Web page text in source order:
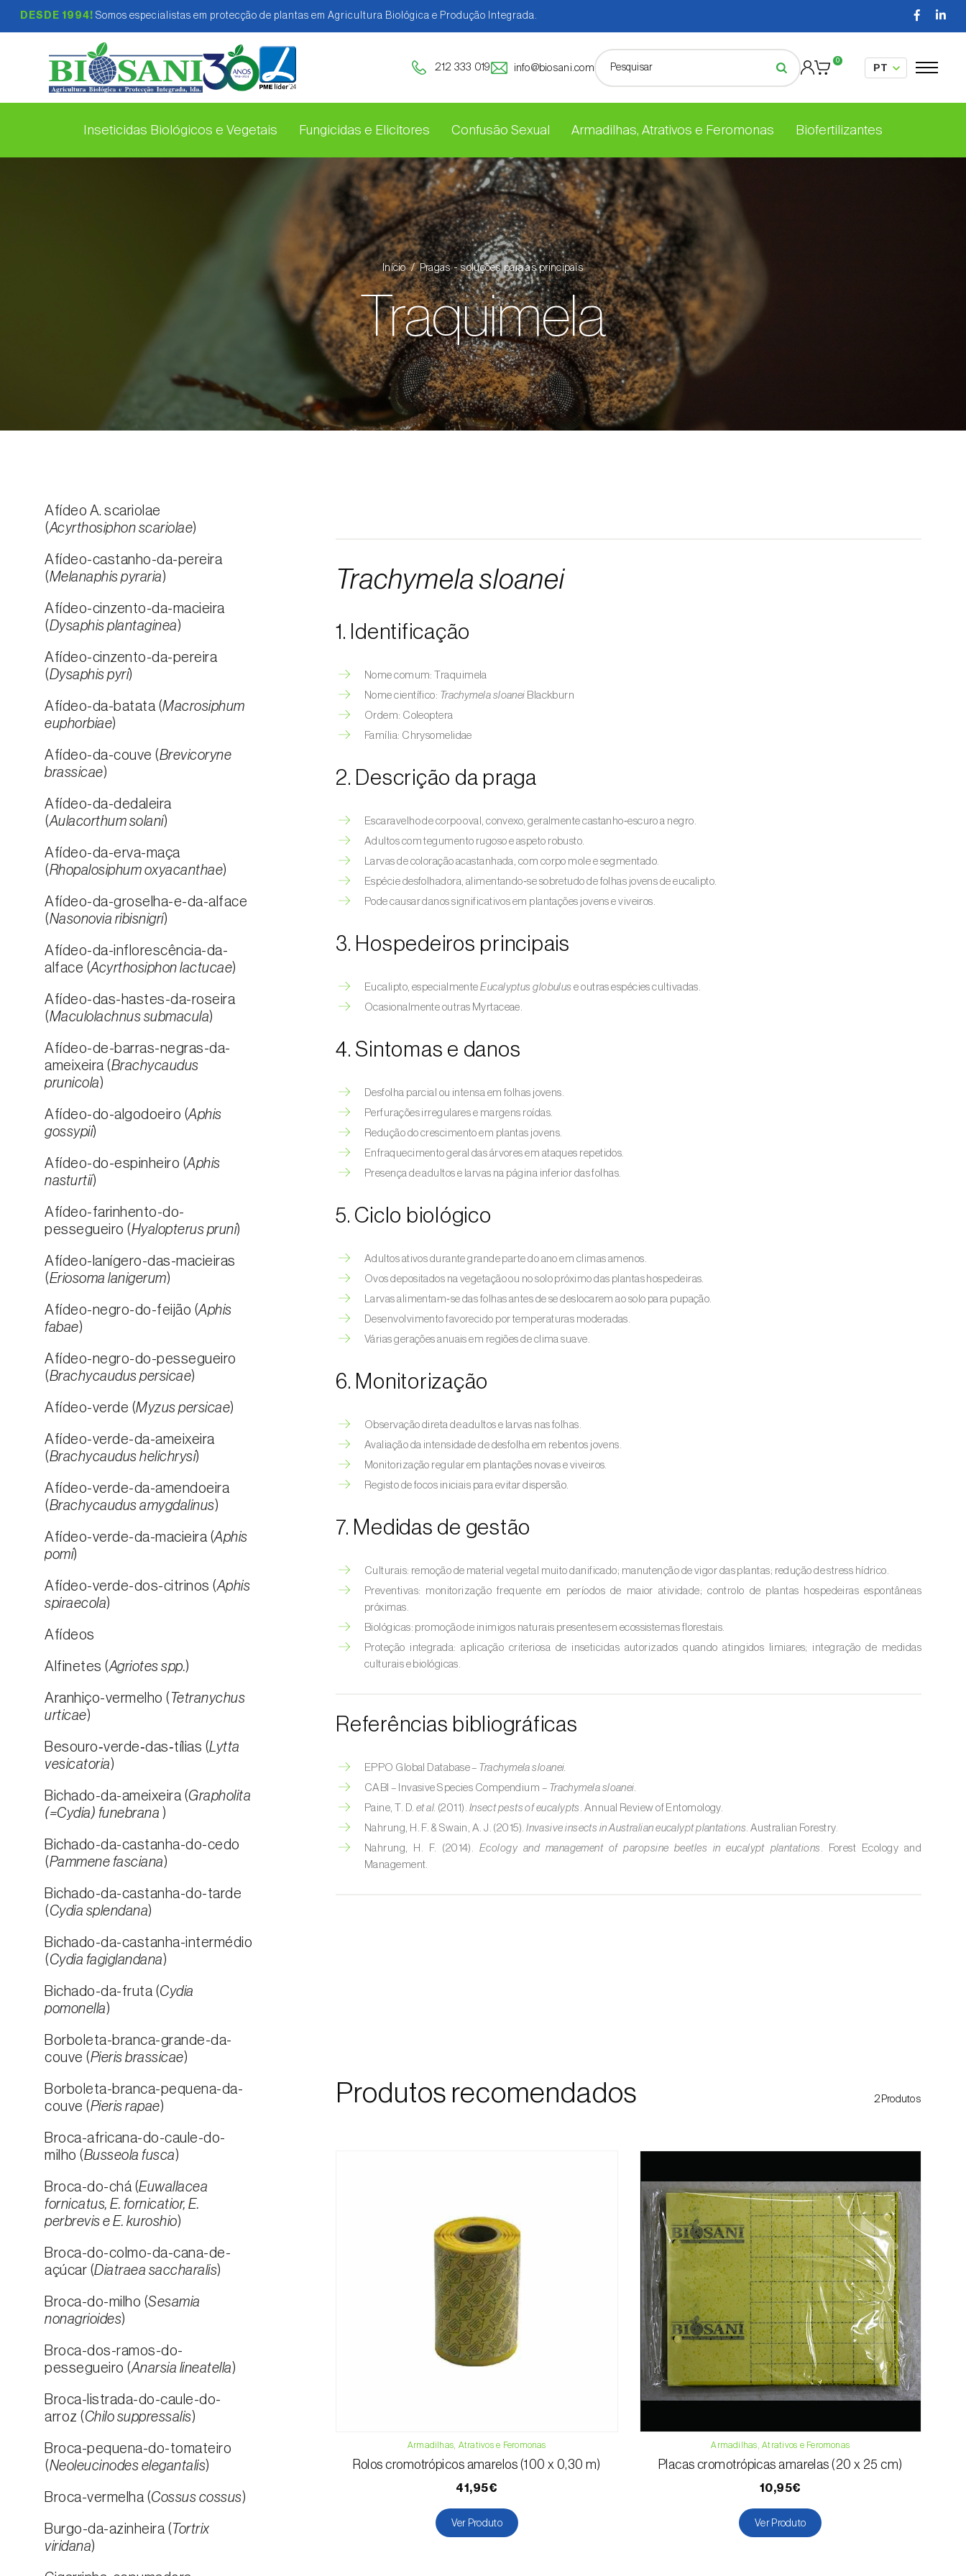
DESDE 1994! Somos especialistas em protecção de plantas em Agricultura Biológica e Produção Integrada.
212 333 019 info@biosani.com
0
Inseticidas Biológicos e Vegetais Fungicidas e Elicitores Confusão Sexual Armadilhas, Atrativos e Feromonas Biofertilizantes
Início Pragas - soluções para as principais
Traquimela
Afídeo A. scariolae
(Acyrthosiphon scariolae)
Afídeo-castanho-da-pereira
(Melanaphis pyraria)
Afídeo-cinzento-da-macieira
(Dysaphis plantaginea)
Afídeo-cinzento-da-pereira
(Dysaphis pyri)
Afídeo-da-batata (Macrosiphum
euphorbiae)
Afídeo-da-couve (Brevicoryne
brassicae)
Afídeo-da-dedaleira
(Aulacorthum solani)
Afídeo-da-erva-maça
(Rhopalosiphum oxyacanthae)
Afídeo-da-groselha-e-da-alface
(Nasonovia ribisnigri)
Afídeo-da-inflorescência-da-
alface (Acyrthosiphon lactucae)
Afídeo-das-hastes-da-roseira
(Maculolachnus submacula)
Afídeo-de-barras-negras-da-
ameixeira (Brachycaudus
prunicola)
Afídeo-do-algodoeiro (Aphis
gossypii)
Afídeo-do-espinheiro (Aphis
nasturtii)
Afídeo-farinhento-do-
pessegueiro (Hyalopterus pruni)
Afídeo-lanígero-das-macieiras
(Eriosoma lanigerum)
Afídeo-negro-do-feijão (Aphis
fabae)
Afídeo-negro-do-pessegueiro
(Brachycaudus persicae)
Afídeo-verde (Myzus persicae)
Afídeo-verde-da-ameixeira
(Brachycaudus helichrysi)
Afídeo-verde-da-amendoeira
(Brachycaudus amygdalinus)
Afídeo-verde-da-macieira (Aphis
pomi)
Afídeo-verde-dos-citrinos (Aphis
spiraecola)
Afídeos
Alfinetes (Agriotes spp.)
Aranhiço-vermelho ( Tetranychus
urticae)
Besouro‑verde‑das‑tílias (Lytta
vesicatoria)
Bichado-da-ameixeira (Grapholita
(=Cydia) funebrana )
Bichado-da-castanha-do-cedo
(Pammene fasciana)
Bichado-da-castanha-do-tarde
(Cydia splendana)
Bichado-da-castanha-intermédio
(Cydia fagiglandana)
Bichado-da-fruta (Cydia
pomonella)
Borboleta-branca-grande-da-
couve (Pieris brassicae)
Borboleta-branca-pequena-da-
couve (Pieris rapae)
Broca-africana-do-caule-do-
milho (Busseola fusca)
Broca-do-chá (Euwallacea
fornicatus, E. fornicatior, E.
perbrevis e E. kuroshio)
Broca-do-colmo-da-cana-de-
açúcar (Diatraea saccharalis)
Broca-do-milho (Sesamia
nonagrioides)
Broca-dos-ramos-do-
pessegueiro (Anarsia lineatella)
Broca-listrada-do-caule-do-
arroz (Chilo suppressalis)
Broca-pequena-do-tomateiro
(Neoleucinodes elegantalis)
Broca-vermelha (Cossus cossus)
Burgo-da-azinheira ( Tortrix
viridana)
Trachymela sloanei
1. Identificação
Nome comum: Traquimela
Nome científico: Trachymela sloanei Blackburn
Ordem: Coleoptera
Família: Chrysomelidae
2. Descrição da praga
Escaravelho de corpo oval, convexo, geralmente castanho‑escuro a negro.
Adultos com tegumento rugoso e aspeto robusto.
Larvas de coloração acastanhada, com corpo mole e segmentado.
Espécie desfolhadora, alimentando‑se sobretudo de folhas jovens de eucalipto.
Pode causar danos significativos em plantações jovens e viveiros.
3. Hospedeiros principais
Eucalipto, especialmenteEucalyptus globulus e outras espécies cultivadas.
Ocasionalmente outras Myrtaceae.
4. Sintomas e danos
Desfolha parcial ou intensa em folhas jovens.
Perfurações irregulares e margens roídas.
Redução do crescimento em plantas jovens.
Enfraquecimento geral das árvores em ataques repetidos.
Presença de adultos e larvas na página inferior das folhas.
5. Ciclo biológico
Adultos ativos durante grande parte do ano em climas amenos.
Ovos depositados na vegetação ou no solo próximo das plantas hospedeiras.
Larvas alimentam‑se das folhas antes de se deslocarem ao solo para pupação.
Desenvolvimento favorecido por temperaturas moderadas.
Várias gerações anuais em regiões de clima suave.
6. Monitorização
Observação direta de adultos e larvas nas folhas.
Avaliação da intensidade de desfolha em rebentos jovens.
Monitorização regular em plantações novas e viveiros.
Registo de focos iniciais para evitar dispersão.
7. Medidas de gestão
Culturais: remoção de material vegetal muito danificado; manutenção de vigor das plantas; redução de stress hídrico.
Preventivas: monitorização frequente em períodos de maior atividade; controlo de plantas hospedeiras espontâneas
próximas.
Biológicas: promoção de inimigos naturais presentes em ecossistemas florestais.
Proteção integrada: aplicação criteriosa de inseticidas autorizados quando atingidos limiares; integração de medidas
culturais e biológicas.
Referências bibliográficas
EPPO Global Database – Trachymela sloanei.
CABI – Invasive Species Compendium – Trachymela sloanei.
Paine, T. D. et al. (2011). Insect pests of eucalypts . Annual Review of Entomology.
Nahrung, H. F. & Swain, A. J. (2015).Invasive insects in Australian eucalypt plantations . Australian Forestry.
Nahrung, H. F. (2014).Ecology and management of paropsine beetles in eucalypt plantations . Forest Ecology and
Management.
Produtos recomendados 2Produtos
Armadilhas, Atrativos e Feromonas
Rolos cromotrópicos amarelos (100 x 0,30 m)
41,95€
Ver Produto
Armadilhas, Atrativos e Feromonas
Placas cromotrópicas amarelas (20 x 25 cm)
10,95€
Ver Produto